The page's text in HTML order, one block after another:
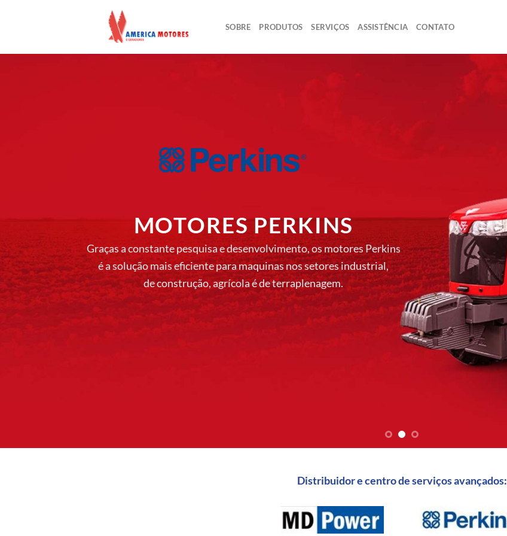
SOBRE PRODUTOS SERVIÇOS ASSISTÊNCIA CONTATO
MOTORES PERKINS
Graças a constante pesquisa e desenvolvimento, os motores Perkins
é a solução mais eficiente para maquinas nos setores industrial,
de construção, agrícola é de terraplenagem.
Distribuidor e centro de serviços avançados: